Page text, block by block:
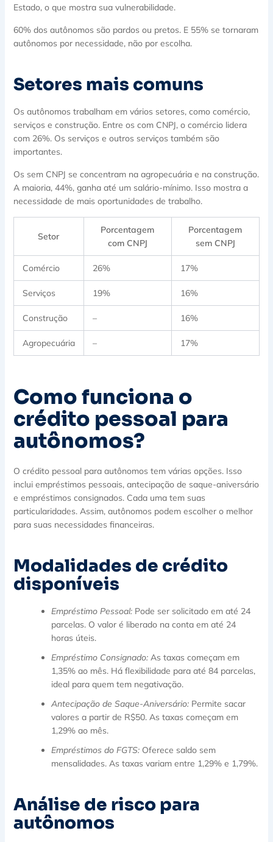
Estado, o que mostra sua vulnerabilidade.
60% dos autônomos são pardos ou pretos. E 55% se tornaram
autônomos por necessidade, não por escolha.
Setores mais comuns
Os autônomos trabalham em vários setores, como comércio,
serviços e construção. Entre os com CNPJ, o comércio lidera
com 26%. Os serviços e outros serviços também são
importantes.
Os sem CNPJ se concentram na agropecuária e na construção.
A maioria, 44%, ganha até um salário-mínimo. Isso mostra a
necessidade de mais oportunidades de trabalho.
Setor
Porcentagem
com CNPJ
Porcentagem
sem CNPJ
Comércio 26% 17%
Serviços 19% 16%
Construção – 16%
Agropecuária – 17%
Como funciona o
crédito pessoal para
autônomos?
O crédito pessoal para autônomos tem várias opções. Isso
inclui empréstimos pessoais, antecipação de saque-aniversário
e empréstimos consignados. Cada uma tem suas
particularidades. Assim, autônomos podem escolher o melhor
para suas necessidades financeiras.
Modalidades de crédito
disponíveis
Empréstimo Pessoal:Pode ser solicitado em até 24
parcelas. O valor é liberado na conta em até 24
horas úteis.
Empréstimo Consignado:As taxas começam em
1,35% ao mês. Há flexibilidade para até 84 parcelas,
ideal para quem tem negativação.
Antecipação de Saque-Aniversário:Permite sacar
valores a partir de R$50. As taxas começam em
1,29% ao mês.
Empréstimos do FGTS:Oferece saldo sem
mensalidades. As taxas variam entre 1,29% e 1,79%.
Análise de risco para
autônomos